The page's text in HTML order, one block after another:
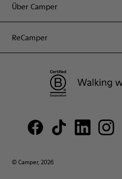
Über Camper
ReCamper
© Camper, 2026